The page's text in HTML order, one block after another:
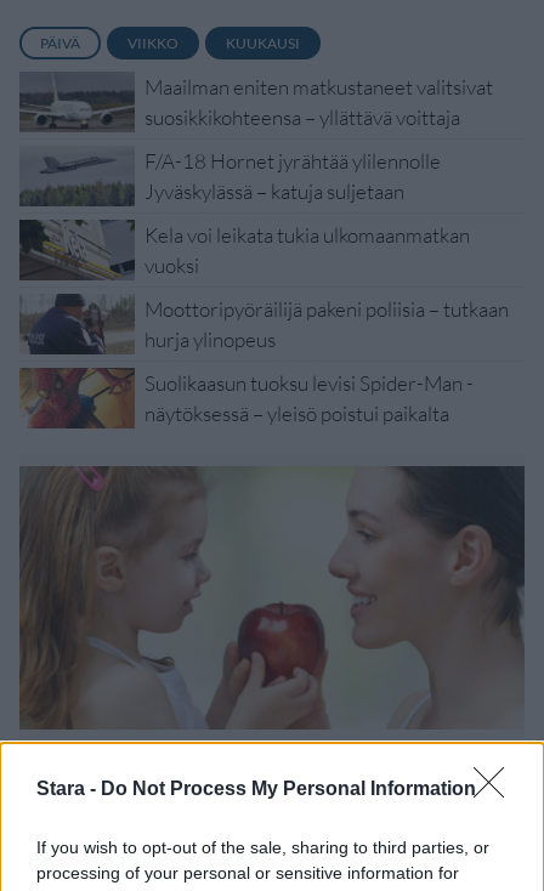
Stara - Do Not Process My Personal Information
If you wish to opt-out of the sale, sharing to third parties, or
processing of your personal or sensitive information for
PÄIVÄ VIIKKO KUUKAUSI
Maailman eniten matkustaneet valitsivat
suosikkikohteensa – yllättävä voittaja
F/A-18 Hornet jyrähtää ylilennolle
Jyväskylässä – katuja suljetaan
Kela voi leikata tukia ulkomaanmatkan
vuoksi
Moottoripyöräilijä pakeni poliisia – tutkaan
hurja ylinopeus
Suolikaasun tuoksu levisi Spider-Man -
näytöksessä – yleisö poistui paikalta